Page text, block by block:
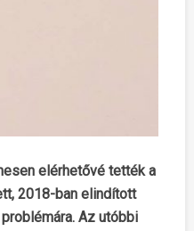
elérhetővé tették a
2018-ban elindított
Az utóbbi